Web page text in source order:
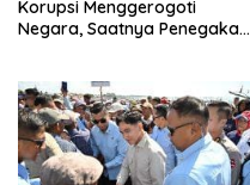
Korupsi Menggerogoti
Negara, Saatnya Penegakan